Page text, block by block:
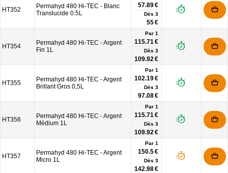
HT352
Permahyd 480 Hi-TEC - Blanc
Translucide 0.5L
57.89 €
Dès 3
55 €
HT354
Permahyd 480 Hi-TEC - Argent
Fin 1L
Par 1
115.71 €
Dès 3
109.92 €
HT355
Permahyd 480 Hi-TEC - Argent
Brillant Gros 0,5L
Par 1
102.19 €
Dès 3
97.08 €
HT356
Permahyd 480 Hi-TEC - Argent
Médium 1L
Par 1
115.71 €
Dès 3
109.92 €
HT357
Permahyd 480 Hi-TEC - Argent
Micro 1L
Par 1
150.5 €
Dès 3
142.98 €